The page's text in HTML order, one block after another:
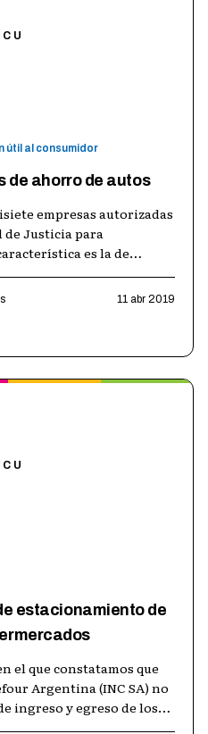
útil al consumidor
de ahorro de autos
empresas autorizadas
Justicia para
es la de
11 abr 2019
estacionamiento de
el que constatamos que
Argentina (INC SA) no
ingreso y egreso de los